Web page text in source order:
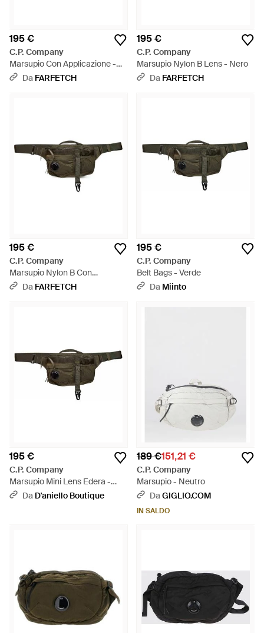
195 €
C.P. Company
Marsupio Con Applicazione -
Verde
Da FARFETCH
195 €
C.P. Company
Marsupio Nylon B Lens - Nero
Da FARFETCH
195 €
C.P. Company
Marsupio Nylon B Con
Dettaglio Lens - Verde
Da FARFETCH
195 €
C.P. Company
Belt Bags - Verde
Da Miinto
195 €
C.P. Company
Marsupio Mini Lens Edera -
Grigio
Da D'aniello Boutique
189 €151,21 €
C.P. Company
Marsupio - Neutro
DaGIGLIO.COM
IN SALDO